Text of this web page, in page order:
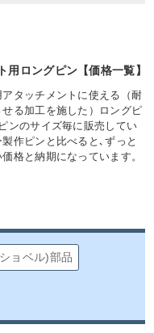
用ロングピン【価格一覧】
タッチメントに使える（耐
る加工を施した）ロングピ
ンのサイズ毎に販売してい
作ピンと比べると､ずっと
格と納期になっています。
ョベル)部品